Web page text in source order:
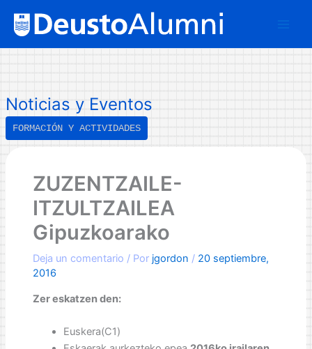
u
s
c
a
r
Noticias y Eventos
FORMACIÓN Y ACTIVIDADES
ZUZENTZAILE-
ITZULTZAILEA
Gipuzkoarako
Deja un comentario / Por jgordon / 20 septiembre,
2016
Zer eskatzen den:
Euskera(C1)